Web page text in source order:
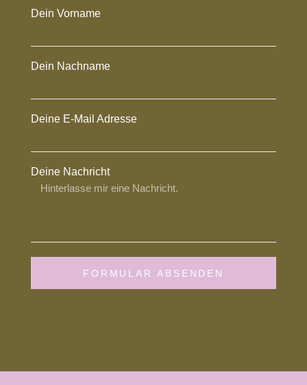
Dein Vorname
Dein Nachname
Deine E-Mail Adresse
Deine Nachricht
FORMULAR ABSENDEN